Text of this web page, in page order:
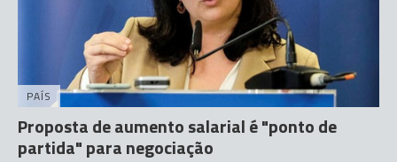
PAÍS
Proposta de aumento salarial é "ponto de
partida" para negociação